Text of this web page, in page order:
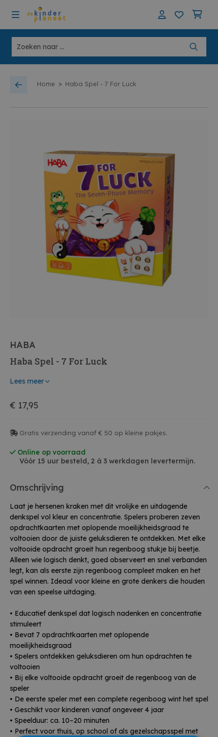
Home > Haba Spel - 7 For Luck
HABA
Haba Spel - 7 For Luck
Lees meer
€ 17,95
Gratis verzending vanaf € 50 op kleine pakjes.
Online op voorraad
Vóór 15 uur besteld, 2 à 3 werkdagen levertermijn.
Omschrijving
Laat je hersenen kraken met dit vrolijke en uitdagende
denkspel vol kleur en concentratie. Spelers proberen zeven
opdrachtkaarten met oplopende moeilijkheidsgraad te
voltooien door de juiste geluksdieren te ontdekken. Met elke
voltooide opdracht groeit hun regenboog stukje bij beetje.
Alleen wie logisch denkt, goed observeert en snel verbanden
legt, kan als eerste zijn regenboog compleet maken en het
spel winnen. Ideaal voor kleine en grote denkers die houden
van een speelse uitdaging.
• Educatief denkspel dat logisch nadenken en concentratie
stimuleert
• Bevat 7 opdrachtkaarten met oplopende
moeilijkheidsgraad
• Spelers ontdekken geluksdieren om hun opdrachten te
voltooien
• Bij elke voltooide opdracht groeit de regenboog van de
speler
• De eerste speler met een complete regenboog wint het spel
• Geschikt voor kinderen vanaf ongeveer 4 jaar
• Speelduur: ca. 10–20 minuten
• Perfect voor thuis, op school of als gezelschapsspel met